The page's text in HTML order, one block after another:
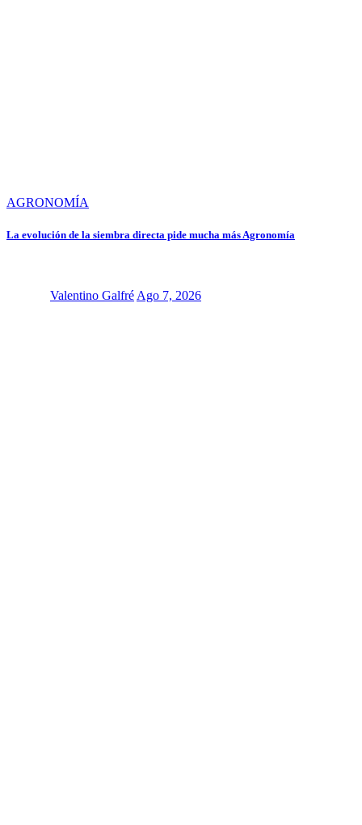
AGRONOMÍA
La evolución de la siembra directa pide mucha más Agronomía
Valentino Galfré Ago 7, 2026